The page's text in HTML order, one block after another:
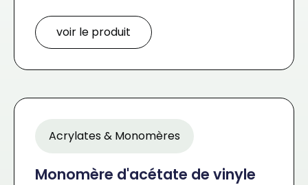
voir le produit
Acrylates & Monomères
Monomère d'acétate de vinyle